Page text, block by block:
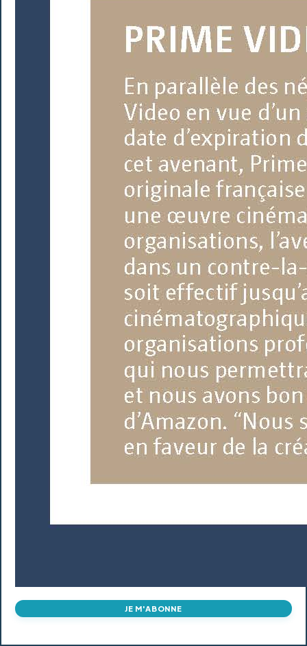
JE M'ABONNE